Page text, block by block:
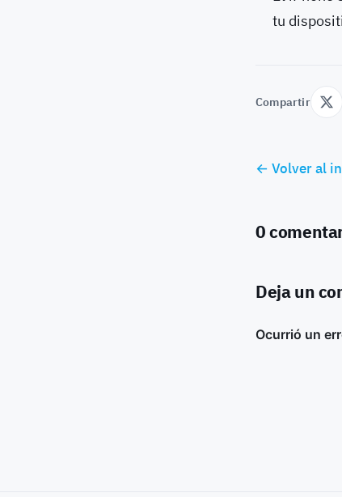
tu
Compartir
← Volver al
0
Deja un